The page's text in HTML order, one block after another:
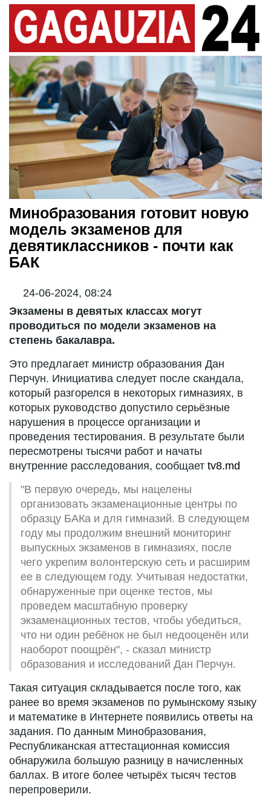
Минобразования готовит новую
модель экзаменов для
девятиклассников - почти как
БАК
24-06-2024, 08:24
Экзамены в девятых классах могут
проводиться по модели экзаменов на
степень бакалавра.
Это предлагает министр образования Дан
Перчун. Инициатива следует после скандала,
который разгорелся в некоторых гимназиях, в
которых руководство допустило серьёзные
нарушения в процессе организации и
проведения тестирования. В результате были
пересмотрены тысячи работ и начаты
внутренние расследования, сообщает tv8.md
"В первую очередь, мы нацелены
организовать экзаменационные центры по
образцу БАКа и для гимназий. В следующем
году мы продолжим внешний мониторинг
выпускных экзаменов в гимназиях, после
чего укрепим волонтерскую сеть и расширим
ее в следующем году. Учитывая недостатки,
обнаруженные при оценке тестов, мы
проведем масштабную проверку
экзаменационных тестов, чтобы убедиться,
что ни один ребёнок не был недооценён или
наоборот поощрён", - сказал министр
образования и исследований Дан Перчун.
Такая ситуация складывается после того, как
ранее во время экзаменов по румынскому языку
и математике в Интернете появились ответы на
задания. По данным Минобразования,
Республиканская аттестационная комиссия
обнаружила большую разницу в начисленных
баллах. В итоге более четырёх тысяч тестов
перепроверили.